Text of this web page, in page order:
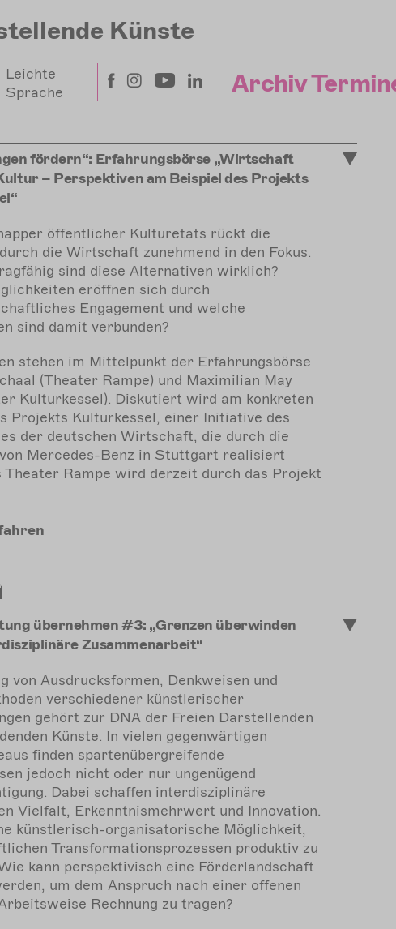
Künste
Leichte
Sprache
Archiv
fördern“: Erfahrungsbörse „Wirtschaft
– Perspektiven am Beispiel des Projekts
öffentlicher Kulturetats rückt die
die Wirtschaft zunehmend in den Fokus.
sind diese Alternativen wirklich?
eröffnen sich durch
Engagement und welche
sind damit verbunden?
stehen im Mittelpunkt der Erfahrungsbörse
(Theater Rampe) und Maximilian May
Kulturkessel). Diskutiert wird am konkreten
Projekts Kulturkessel, einer Initiative des
der deutschen Wirtschaft, die durch die
Mercedes-Benz in Stuttgart realisiert
Theater Rampe wird derzeit durch das Projekt
übernehmen #3: „Grenzen überwinden
Zusammenarbeit“
von Ausdrucksformen, Denkweisen und
verschiedener künstlerischer
gehört zur DNA der Freien Darstellenden
Künste. In vielen gegenwärtigen
finden spartenübergreifende
jedoch nicht oder nur ungenügend
Dabei schaffen interdisziplinäre
Vielfalt, Erkenntnismehrwert und Innovation.
künstlerisch-organisatorische Möglichkeit,
Transformationsprozessen produktiv zu
kann perspektivisch eine Förderlandschaft
um dem Anspruch nach einer offenen
Rechnung zu tragen?